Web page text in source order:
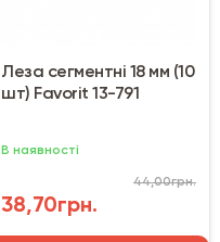
Леза сегментні 18 мм (10
шт) Favorit 13-791
В наявності
38,70грн.
44,00грн.